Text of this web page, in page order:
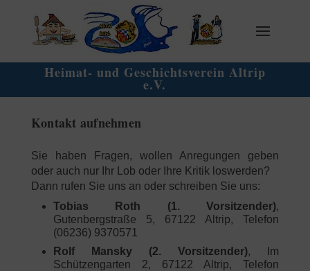
Heimat- und Geschichtsverein Altrip
e.V.
Kontakt aufnehmen
Sie haben Fragen, wollen Anregungen geben
oder auch nur Ihr Lob oder Ihre Kritik loswerden?
Dann rufen Sie uns an oder schreiben Sie uns:
Tobias Roth (1. Vorsitzender),
Gutenbergstraße 5, 67122 Altrip, Telefon
(06236) 9370571
Rolf Mansky (2. Vorsitzender), Im
Schützengarten 2, 67122 Altrip, Telefon